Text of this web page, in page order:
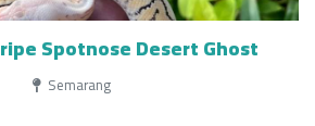
Spotnose Desert Ghost
Semarang